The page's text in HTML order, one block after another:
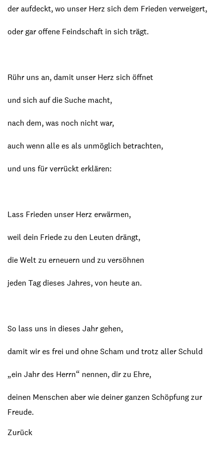
der aufdeckt, wo unser Herz sich dem Frieden verweigert,
oder gar offene Feindschaft in sich trägt.
Rühr uns an, damit unser Herz sich öffnet
und sich auf die Suche macht,
nach dem, was noch nicht war,
auch wenn alle es als unmöglich betrachten,
und uns für verrückt erklären:
Lass Frieden unser Herz erwärmen,
weil dein Friede zu den Leuten drängt,
die Welt zu erneuern und zu versöhnen
jeden Tag dieses Jahres, von heute an.
So lass uns in dieses Jahr gehen,
damit wir es frei und ohne Scham und trotz aller Schuld
„ein Jahr des Herrn“ nennen, dir zu Ehre,
deinen Menschen aber wie deiner ganzen Schöpfung zur
Freude.
Zurück